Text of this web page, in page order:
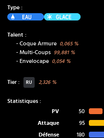
Type :
Eau
Glace
Talent :
- Coque Armure 0,065%
- Multi-Coups 99,881%
- Envelocape 0,054%
Tier : RU 2,326%
Statistiques :
PV
50
Attaque
95
Défense
180